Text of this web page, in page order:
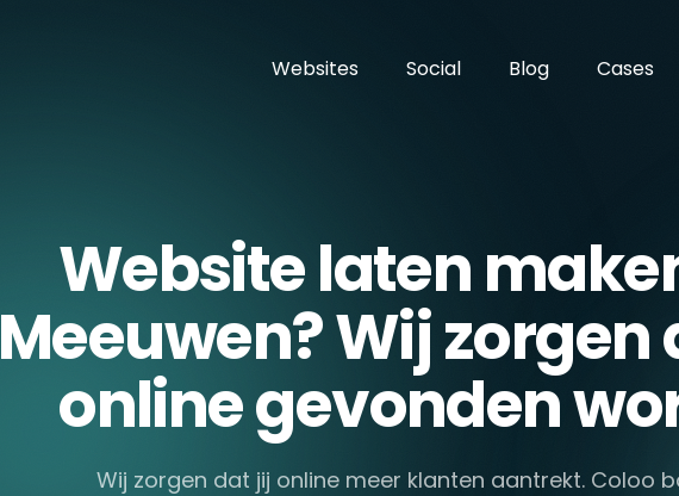
Websites
Social Blog Cases
Website laten
Meeuwen? Wij zorgen
online gevonden
Wij zorgen dat jij online meer klanten aantrekt. Coloo